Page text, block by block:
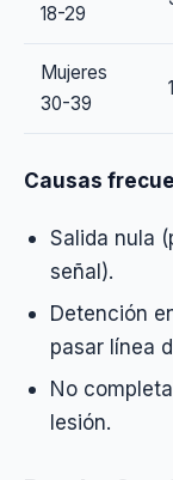
18-29
Mujeres
30-39
Causas
Salida nula
señal).
Detención
pasar línea
No
lesión.